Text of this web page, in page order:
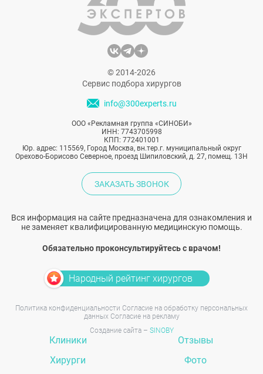
© 2014-2026
Сервис подбора хирургов
info@300experts.ru
ООО «Рекламная группа «СИНОБИ»
ИНН: 7743705998
КПП: 772401001
Юр. адрес: 115569, Город Москва, вн.тер.г. муниципальный округ
Орехово-Борисово Северное, проезд Шипиловский, д. 27, помещ. 13Н
ЗАКАЗАТЬ ЗВОНОК
Вся информация на сайте предназначена для ознакомления и
не заменяет квалифицированную медицинскую помощь.
Обязательно проконсультируйтесь с врачом!
Народный рейтинг хирургов
Политика конфиденциальности Согласие на обработку персональных
данных Согласие на рекламу
Создание сайта – SINOBY
Клиники
Хирурги
Отзывы
Фото